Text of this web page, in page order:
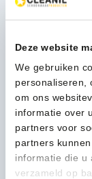
Deze website
We gebruiken
personaliseren,
om ons
informatie over
partners voor
partners
informatie die u
verzameld op
27,55(33,34
Vikan
Hygiëne
40cm
groen
-
77162
1-3